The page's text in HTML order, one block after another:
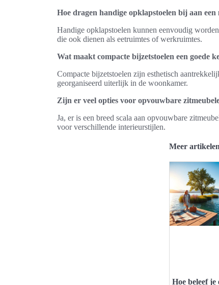
Hoe dragen handige opklapstoelen bij aan
Handige opklapstoelen kunnen eenvoudig
die ook dienen als eetruimtes of werkruimtes.
Wat maakt compacte bijzetstoelen een goede
Compacte bijzetstoelen zijn esthetisch
georganiseerd uiterlijk in de woonkamer.
Zijn er veel opties voor opvouwbare
Ja, er is een breed scala aan opvouwbare
voor verschillende interieurstijlen.
Meer artikelen
Hoe beleef je